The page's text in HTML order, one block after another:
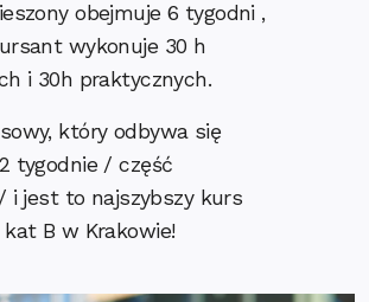
obejmuje 6 tygodni ,
wykonuje 30 h
i 30h praktycznych.
który odbywa się
tygodnie / część
i jest to najszybszy kurs
B w Krakowie!